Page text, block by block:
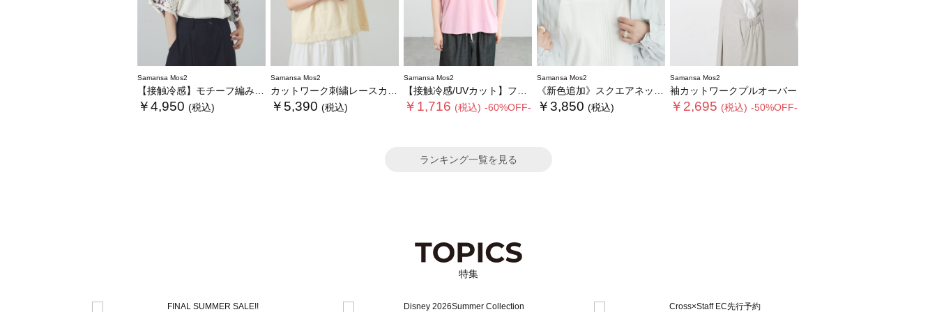
Samansa Mos2
【接触冷感】モチーフ編みコンビカットソー
￥4,950 (税込)
Samansa Mos2
カットワーク刺繍レースカットソー
￥5,390 (税込)
Samansa Mos2
【接触冷感/UVカット】フリル袖カットソー
￥1,716 (税込) -60%OFF-
Samansa Mos2
《新色追加》スクエアネックレースノースリーブ【接触冷感】
￥3,850 (税込)
Samansa Mos2
袖カットワークプルオーバー
￥2,695 (税込) -50%OFF-
ランキング一覧を見る
特集